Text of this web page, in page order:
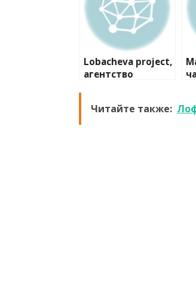
Lobacheva project,
агентство
Читайте также: